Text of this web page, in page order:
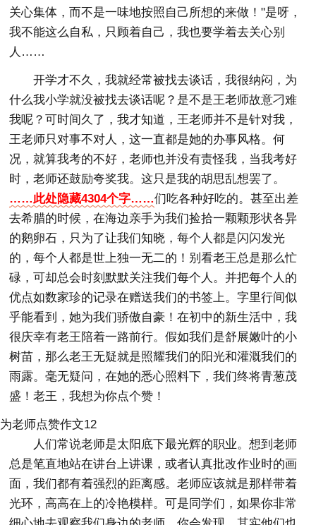
关心集体，而不是一味地按照自己所想的来做！"是呀，
我不能这么自私，只顾着自己，我也要学着去关心别
人……
开学才不久，我就经常被找去谈话，我很纳闷，为
什么我小学就没被找去谈话呢？是不是王老师故意刁难
我呢？可时间久了，我才知道，王老师并不是针对我，
王老师只对事不对人，这一直都是她的办事风格。何
况，就算我考的不好，老师也并没有责怪我，当我考好
时，老师还鼓励夸奖我。这只是我的胡思乱想罢了。
……此处隐藏4304个字……们吃各种好吃的。甚至出差
去希腊的时候，在海边亲手为我们捡拾一颗颗形状各异
的鹅卵石，只为了让我们知晓，每个人都是闪闪发光
的，每个人都是世上独一无二的！别看老王总是那么忙
碌，可却总会时刻默默关注我们每个人。并把每个人的
优点如数家珍的记录在赠送我们的书签上。字里行间似
乎能看到，她为我们骄傲自豪！在初中的新生活中，我
很庆幸有老王陪着一路前行。假如我们是舒展嫩叶的小
树苗，那么老王无疑就是照耀我们的阳光和灌溉我们的
雨露。毫无疑问，在她的悉心照料下，我们终将青葱茂
盛！老王，我想为你点个赞！
为老师点赞作文12
人们常说老师是太阳底下最光辉的职业。想到老师
总是笔直地站在讲台上讲课，或者认真批改作业时的画
面，我们都有着强烈的距离感。老师应该就是那样带着
光环，高高在上的冷艳模样。可是同学们，如果你非常